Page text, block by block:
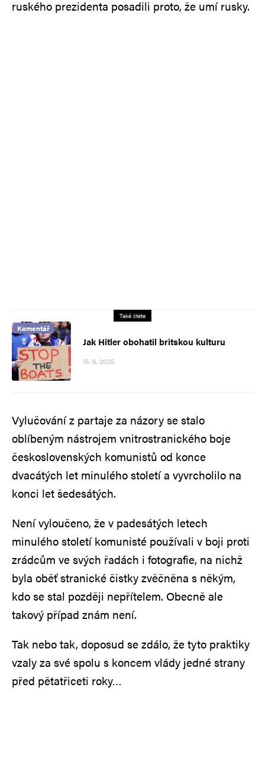
ruského prezidenta posadili proto, že umí rusky.
Také čtěte
Komentář
Jak Hitler obohatil britskou kulturu
15. 6. 2025
Vylučování z partaje za názory se stalo
oblíbeným nástrojem vnitrostranického boje
československých komunistů od konce
dvacátých let minulého století a vyvrcholilo na
konci let šedesátých.
Není vyloučeno, že v padesátých letech
minulého století komunisté používali v boji proti
zrádcům ve svých řadách i fotografie, na nichž
byla oběť stranické čistky zvěčněna s někým,
kdo se stal později nepřítelem. Obecně ale
takový případ znám není.
Tak nebo tak, doposud se zdálo, že tyto praktiky
vzaly za své spolu s koncem vlády jedné strany
před pětatřiceti roky…